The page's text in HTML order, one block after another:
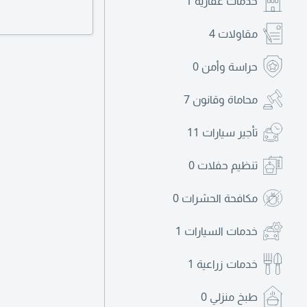
مقاولات 4
حراسة وأمن 0
محاماة وقانون 7
تأجير سيارات 11
تنظيم حفلات 0
مكافحة الحشرات 0
خدمات السيارات 1
خدمات زراعية 1
طبخ منزلي 0
للتواصل وطلب